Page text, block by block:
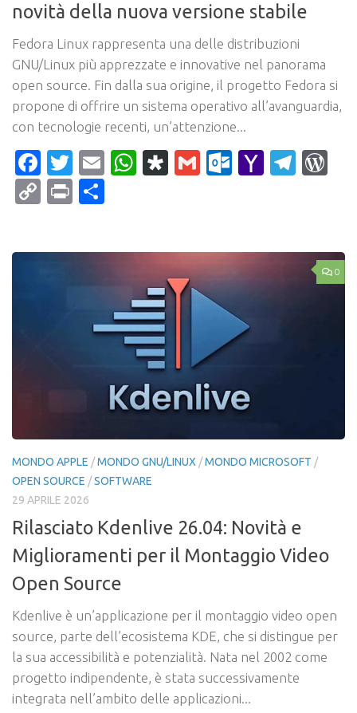
novità della nuova versione stabile
Fedora Linux rappresenta una delle distribuzioni
GNU/Linux più apprezzate e innovative nel panorama
open source. Fin dalla sua origine, il progetto Fedora si
propone di offrire un sistema operativo all’avanguardia,
con tecnologie recenti, un’attenzione...
Facebook
Twitter
EmailWhatsApp
Diaspora
Gmail Yahoo
CopyPrint
0
MONDO APPLE /MONDO GNU/LINUX /MONDO MICROSOFT /
OPEN SOURCE /SOFTWARE
29 APRILE 2026
Rilasciato Kdenlive 26.04: Novità e
Miglioramenti per il Montaggio Video
Open Source
Kdenlive è un’applicazione per il montaggio video open
source, parte dell’ecosistema KDE, che si distingue per
la sua accessibilità e potenzialità. Nata nel 2002 come
progetto indipendente, è stata successivamente
integrata nell’ambito delle applicazioni...